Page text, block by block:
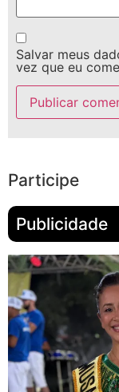
Salvar meus
vez que eu
Participe
Publicidade